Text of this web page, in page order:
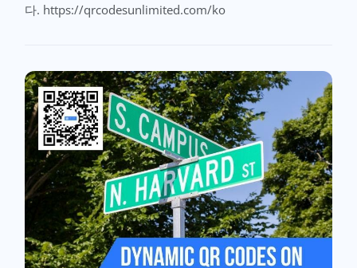
다. https://qrcodesunlimited.com/ko